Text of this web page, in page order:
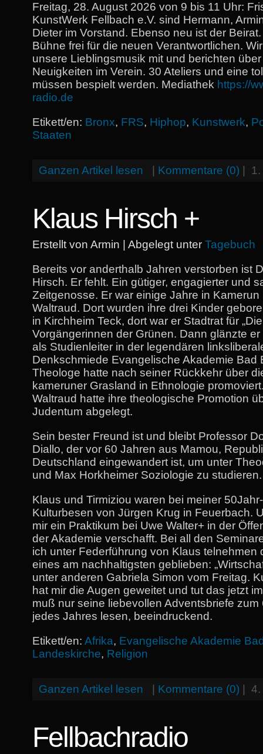
Freitag, 28. August 2026 von 9 bis 11 Uhr:
KunstWerk Fellbach e.V. sind Hermann,
Dieter im Vorstand. Ebenso neu ist der
Bühne frei für die neuen Verantwortlichen.
unsere Lieblingsmusik mit und berichten
Neuigkeiten im Verein. 30 Ateliers und eine
müssen bespielt werden. Mediathek https://
radio.de
Etikett/en: Bronx, FRS, Hiphop, Kunstwerk,
Staaten
Ganzen Artikel lesen Kommentare (0)
Klaus Hirsch +
Erstellt von Armin | Abgelegt unter Tagebuch
Bereits vor anderthalb Jahren verstorben ist
Hirsch. Er fehlt. Ein gütiger, engagierter und
Zeitgenosse. Er war einige Jahre in Kamerun
Waltraud. Dort wurden ihre drei Kinder
in Kirchheim Teck, dort war er Stadtrat für
Vorgängerinnen der Grünen. Dann glänzte
als Studienleiter in der legendären
Denkschmiede Evangelische Akademie Bad
Theologe hatte nach seiner Rückkehr über
kameruner Grasland in Ethnologie
Waltraud hatte ihre theologische Promotion
Judentum abgelegt.
Sein bester Freund ist und bleibt Professor
Diallo, der vor 60 Jahren aus Mamou,
Deutschland eingewandert ist, um unter
und Max Horkheimer Soziologie zu studieren.
Klaus und Tirmiziou waren bei meiner
Kulturbesen von Jürgen Krug in Feuerbach.
mir ein Praktikum bei Uwe Walter+ in der
der Akademie verschafft. Bei all den
ich unter Federführung von Klaus telnehmen
eines am nachhaltigsten geblieben:
unter anderen Gabriela Simon vom Freitag.
hat mir die Augen geweitet und tut das jetzt
muß nur seine liebevollen Adventsbriefe zum
jedes Jahres lesen, beeindruckend.
Etikett/en: Afrika, Evangelische Akademie
Landeskirche, Religion
Ganzen Artikel lesen Kommentare (0) 4.
Fellbachradio